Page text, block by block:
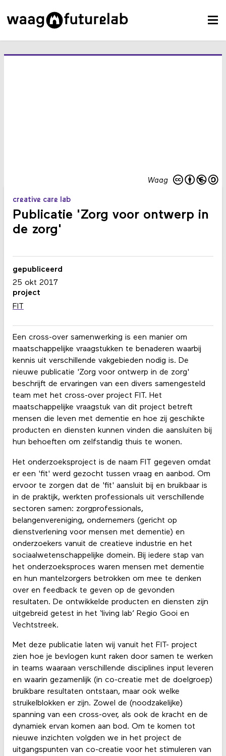
Waag
creative care lab
Publicatie 'Zorg voor ontwerp in
de zorg'
Een cross-over samenwerking is een manier om
maatschappelijke vraagstukken te benaderen waarbij
kennis uit verschillende vakgebieden nodig is. De
nieuwe publicatie 'Zorg voor ontwerp in de zorg'
beschrijft de ervaringen van een divers samengesteld
team met het cross-over project FIT. Het
maatschappelijke vraagstuk van dit project betreft
mensen die leven met dementie en hoe zij geschikte
producten en diensten kunnen vinden die aansluiten bij
hun behoeften om zelfstandig thuis te wonen.
Het onderzoeksproject is de naam FIT gegeven omdat
er een 'fit' werd gezocht tussen vraag en aanbod. Om
ervoor te zorgen dat de 'fit' aansluit bij en bruikbaar is
in de praktijk, werkten professionals uit verschillende
sectoren samen: zorgprofessionals,
belangenvereniging, ondernemers (gericht op
dienstverlening voor mensen met dementie) en
onderzoekers vanuit de creatieve industrie en het
sociaalwetenschappelijke domein. Bij iedere stap van
het onderzoeksproces waren mensen met dementie
en hun mantelzorgers betrokken om mee te denken
over en feedback te geven op de gevonden
resultaten. De ontwikkelde producten en diensten zijn
uitgebreid getest in het ‘living lab’ Regio Gooi en
Vechtstreek.
Met deze publicatie laten wij vanuit het FIT- project
zien hoe je bevlogen kunt raken door samen te werken
in teams waaraan verschillende disciplines input leveren
en waarin gezamenlijk (in co-creatie met de doelgroep)
bruikbare resultaten ontstaan, maar ook welke
struikelblokken er zijn. Zowel de (noodzakelijke)
spanning van een cross-over, als ook de kracht en de
dynamiek ervan komen aan bod. Om te komen tot
nieuwe inzichten volgden we in het project de
uitgangspunten van co-creatie voor het stimuleren van
gepubliceerd
25 okt 2017
project
FIT